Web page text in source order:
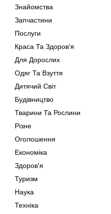
Знайомства
Запчастини
Послуги
Краса Та Здоров'я
Для Дорослих
Одяг Та Взуття
Дитячий Світ
Будівництво
Тварини Та Рослини
Різне
Оголошення
Економіка
Здоров'я
Туризм
Наука
Техніка